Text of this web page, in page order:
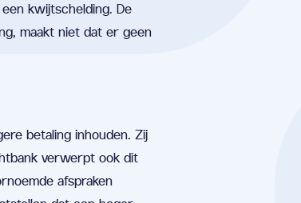
kwijtschelding. De
maakt niet dat er geen
betaling inhouden. Zij
verwerpt ook dit
afspraken